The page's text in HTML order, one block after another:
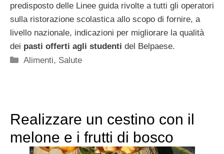
predisposto delle Linee guida rivolte a tutti gli operatori
sulla ristorazione scolastica allo scopo di fornire, a
livello nazionale, indicazioni per migliorare la qualità
dei pasti offerti agli studenti del Belpaese.
Categorie
Alimenti, Salute
Realizzare un cestino con il
melone e i frutti di bosco